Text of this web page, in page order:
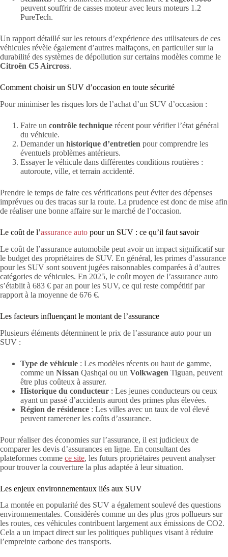
peuvent souffrir de casses moteur avec leurs moteurs 1.2
PureTech.
Un rapport détaillé sur les retours d’expérience des utilisateurs de ces
véhicules révèle également d’autres malfaçons, en particulier sur la
durabilité des systèmes de dépollution sur certains modèles comme le
Citroën C5 Aircross.
Comment choisir un SUV d’occasion en toute sécurité
Pour minimiser les risques lors de l’achat d’un SUV d’occasion :
Faire un contrôle technique récent pour vérifier l’état général
du véhicule.
Demander un historique d’entretien pour comprendre les
éventuels problèmes antérieurs.
Essayer le véhicule dans différentes conditions routières :
autoroute, ville, et terrain accidenté.
Prendre le temps de faire ces vérifications peut éviter des dépenses
imprévues ou des tracas sur la route. La prudence est donc de mise afin
de réaliser une bonne affaire sur le marché de l’occasion.
Le coût de l’assurance auto pour un SUV : ce qu’il faut savoir
Le coût de l’assurance automobile peut avoir un impact significatif sur
le budget des propriétaires de SUV. En général, les primes d’assurance
pour les SUV sont souvent jugées raisonnables comparées à d’autres
catégories de véhicules. En 2025, le coût moyen de l’assurance auto
s’établit à 683 € par an pour les SUV, ce qui reste compétitif par
rapport à la moyenne de 676 €.
Les facteurs influençant le montant de l’assurance
Plusieurs éléments déterminent le prix de l’assurance auto pour un
SUV :
Type de véhicule : Les modèles récents ou haut de gamme,
comme un Nissan Qashqai ou un Volkwagen Tiguan, peuvent
être plus coûteux à assurer.
Historique du conducteur : Les jeunes conducteurs ou ceux
ayant un passé d’accidents auront des primes plus élevées.
Région de résidence : Les villes avec un taux de vol élevé
peuvent ramerener les coûts d’assurance.
Pour réaliser des économies sur l’assurance, il est judicieux de
comparer les devis d’assurances en ligne. En consultant des
plateformes comme ce site, les futurs propriétaires peuvent analyser
pour trouver la couverture la plus adaptée à leur situation.
Les enjeux environnementaux liés aux SUV
La montée en popularité des SUV a également soulevé des questions
environnementales. Considérés comme un des plus gros pollueurs sur
les routes, ces véhicules contribuent largement aux émissions de CO2.
Cela a un impact direct sur les politiques publiques visant à réduire
l’empreinte carbone des transports.